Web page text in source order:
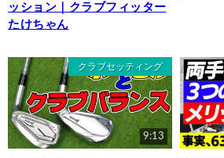
ッション｜クラブフィッター
たけちゃん
クラブセッティング
9:13